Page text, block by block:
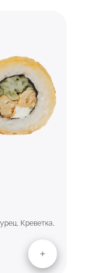
Креветка,